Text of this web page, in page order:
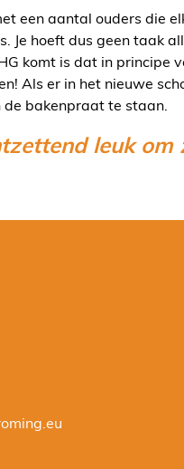
een aantal ouders die
Je hoeft dus geen taak
komt is dat in principe
Als er in het nieuwe
de bakenpraat te staan.
leuk om